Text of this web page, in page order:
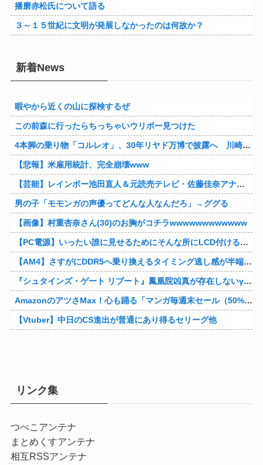
播磨赤松氏について語る
３～１５世紀に文明が発展しなかったのは何故か？
新着News
暇やから近くの山に探検するぜ
この前森に行ったらちっちゃいウリボー見つけた
4本脚の乗り物「コルレオ」、30年リヤド万博で披露へ 川崎重工が35年発売目指す
【悲報】米雇用統計、完全崩壊www
【芸能】レインボー池田直人＆元読売テレビ・佐藤佳奈アナが結婚
男の子「モモンガの声優ってどんな人なんだろ」→ググる
【画像】村重杏奈さん(30)のお胸がコチラwwwwwwwwwwww
【PC電源】いったい誰に見せるためにそんな所にLCD付けるのかな
【AM4】さすがにDDR5へ乗り換えるタイミング逃し感が半端ない
『シュタインズ・ゲート リブート』鳳凰院凶真が存在しないγ（ガンマ）世界線が追加される
AmazonのアツさMax！心も踊る「マンガ毎週末セール（50%還元）」2日目襲来！他
【Vtuber】中日のCS進出が普通にあり得るセリーグ他
リンク集
つべこアンテナ
まとめくすアンテナ
相互RSSアンテナ